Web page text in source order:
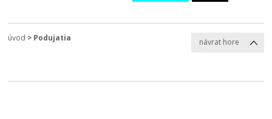
úvod > Podujatia návrat hore